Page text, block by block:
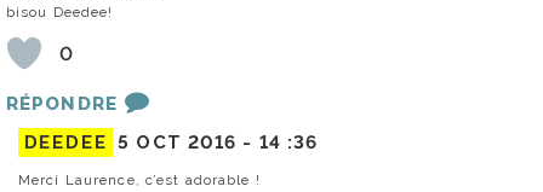
bisou Deedee!
0
RÉPONDRE
DEEDEE 5 OCT 2016 - 14 :36
Merci Laurence, c’est adorable !